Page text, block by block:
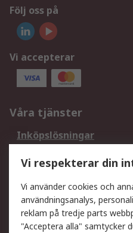
Följ oss på
Vi accepterar
Våra tjänster
Inköpslösningar
DesignSpark
Ditt lokala säljteam
Support
Vi respekterar din
Vi använder cookies och
användningsanalys,
reklam på tredje parts
"Acceptera alla" samtycker